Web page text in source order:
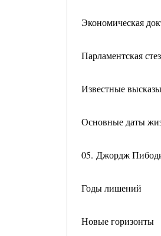
Экономическая
Парламентская
Известные
Основные даты
05. Джордж
Годы лишений
Новые горизонты